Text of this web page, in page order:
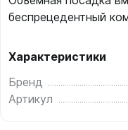
беспрецедентный
Характеристики
Бренд
Артикул